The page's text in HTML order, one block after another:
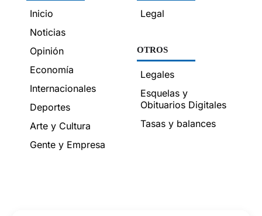
Inicio
Noticias
Opinión
Economía
Internacionales
Deportes
Arte y Cultura
Gente y Empresa
Legal
OTROS
Legales
Esquelas y
Obituarios Digitales
Tasas y balances